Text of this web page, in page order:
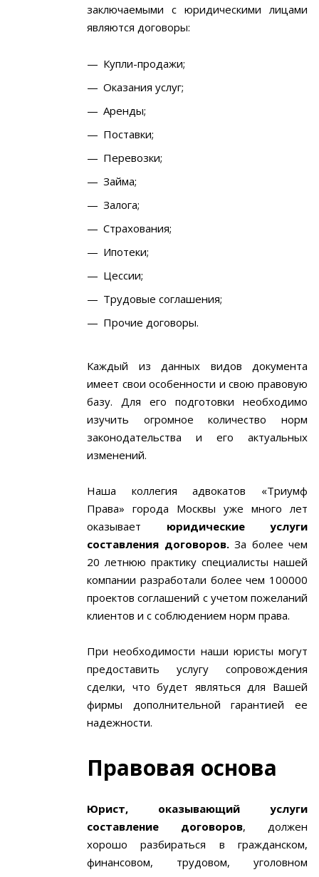
заключаемыми с юридическими лицами
являются договоры:
Купли-продажи;
Оказания услуг;
Аренды;
Поставки;
Перевозки;
Займа;
Залога;
Страхования;
Ипотеки;
Цессии;
Трудовые соглашения;
Прочие договоры.
Каждый из данных видов документа
имеет свои особенности и свою правовую
базу. Для его подготовки необходимо
изучить огромное количество норм
законодательства и его актуальных
изменений.
Наша коллегия адвокатов «Триумф
Права» города Москвы уже много лет
оказывает юридические услуги
составления договоров.За более чем
20 летнюю практику специалисты нашей
компании разработали более чем 100000
проектов соглашений с учетом пожеланий
клиентов и с соблюдением норм права.
При необходимости наши юристы могут
предоставить услугу сопровождения
сделки, что будет являться для Вашей
фирмы дополнительной гарантией ее
надежности.
Правовая основа
Юрист, оказывающий услуги
составление договоров, должен
хорошо разбираться в гражданском,
финансовом, трудовом, уголовном